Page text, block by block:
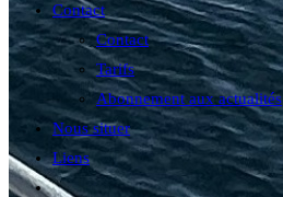
Contact
Contact
Tarifs
Abonnement aux actualités
Nous situer
Liens
Toggle